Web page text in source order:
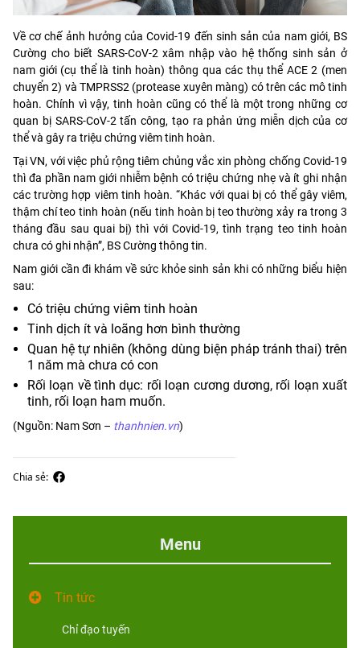
Về cơ chế ảnh hưởng của Covid-19 đến sinh sản của nam giới, BS
Cường cho biết SARS-CoV-2 xâm nhập vào hệ thống sinh sản ở
nam giới (cụ thể là tinh hoàn) thông qua các thụ thể ACE 2 (men
chuyển 2) và TMPRSS2 (protease xuyên màng) có trên các mô tinh
hoàn. Chính vì vậy, tinh hoàn cũng có thể là một trong những cơ
quan bị SARS-CoV-2 tấn công, tạo ra phản ứng miễn dịch của cơ
thể và gây ra triệu chứng viêm tinh hoàn.
Tại VN, với việc phủ rộng tiêm chủng vắc xin phòng chống Covid-19
thì đa phần nam giới nhiễm bệnh có triệu chứng nhẹ và ít ghi nhận
các trường hợp viêm tinh hoàn. “Khác với quai bị có thể gây viêm,
thậm chí teo tinh hoàn (nếu tinh hoàn bị teo thường xảy ra trong 3
tháng đầu sau quai bị) thì với Covid-19, tình trạng teo tinh hoàn
chưa có ghi nhận”, BS Cường thông tin.
Nam giới cần đi khám về sức khỏe sinh sản khi có những biểu hiện
sau:
Có triệu chứng viêm tinh hoàn
Tinh dịch ít và loãng hơn bình thường
Quan hệ tự nhiên (không dùng biện pháp tránh thai) trên
1 năm mà chưa có con
Rối loạn về tình dục: rối loạn cương dương, rối loạn xuất
tinh, rối loạn ham muốn.
(Nguồn: Nam Sơn – thanhnien.vn)
Chia sẻ:
Menu
Tin tức
Chỉ đạo tuyến